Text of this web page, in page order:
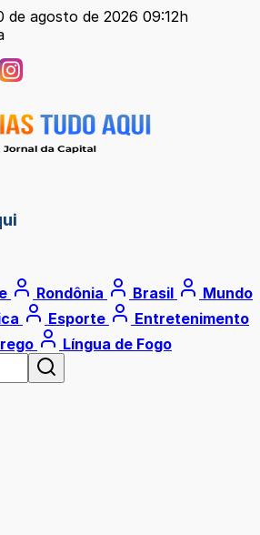
de agosto de 2026 09:12h
Rondônia Brasil
Mundo
Esporte
Entretenimento
Língua de Fogo